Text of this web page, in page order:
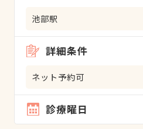
池部駅
詳細条件
ネット予約可
診療曜日